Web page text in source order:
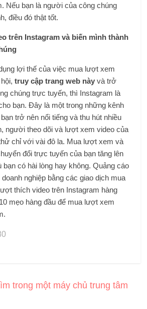
Nếu bạn là người của công chúng
điều đó thật tốt.
trên Instagram và biến mình thành
lợi thế của việc mua lượt xem
truy cập trang web này và trở
chúng trực tuyến, thì Instagram là
bạn. Đây là một trong những kênh
trở nên nổi tiếng và thu hút nhiều
người theo dõi và lượt xem video của
chỉ với vài đô la. Mua lượt xem và
đổi trực tuyến của bạn tăng lên
bạn có hài lòng hay không. Quảng cáo
nghiệp bằng các giao dịch mua
thích video trên Instagram hàng
mẹo hàng đầu để mua lượt xem
trong một máy chủ trung tâm